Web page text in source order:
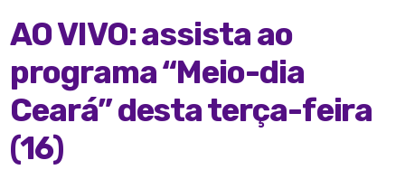
AO VIVO: assista ao
programa “Meio-dia
Ceará” desta terça-feira
(16)